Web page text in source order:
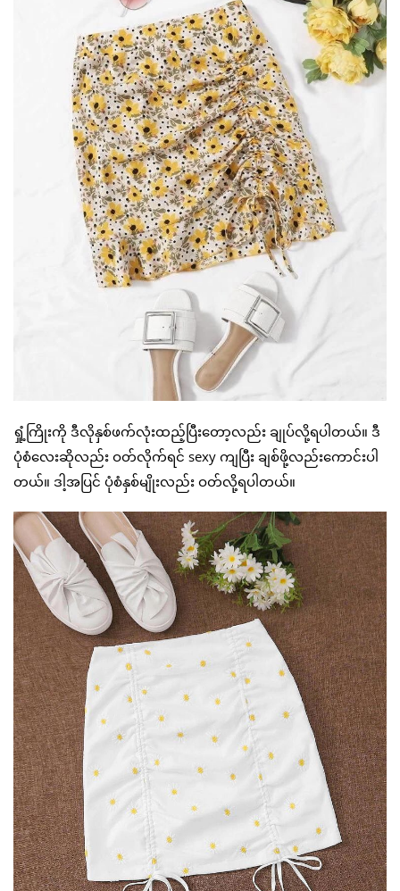
ရှုံ့ကြိုးကို ဒီလိုနှစ်ဖက်လုံးထည့်ပြီးတော့လည်း ချုပ်လို့ရပါတယ်။ ဒီ
ပုံစံလေးဆိုလည်း ဝတ်လိုက်ရင် sexy ကျပြီး ချစ်ဖို့လည်းကောင်းပါ
တယ်။ ဒါ့အပြင် ပုံစံနှစ်မျိုးလည်း ဝတ်လို့ရပါတယ်။